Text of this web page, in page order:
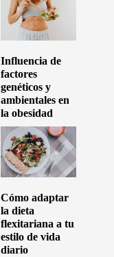
Influencia de
factores
genéticos y
ambientales en
la obesidad
Cómo adaptar
la dieta
flexitariana a tu
estilo de vida
diario